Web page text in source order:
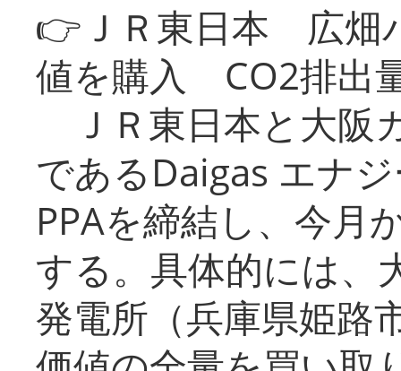
👉ＪＲ東日本 広畑
値を購入 CO2排出
ＪＲ東日本と大阪
であるDaigas エナ
PPAを締結し、今月
する。具体的には、
発電所（兵庫県姫路